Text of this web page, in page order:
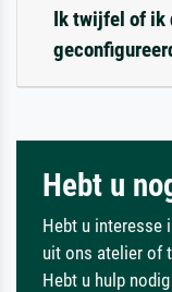
Ik twijfel of ik
Hebt u
Hebt u interesse
uit ons atelier of
Hebt u hulp